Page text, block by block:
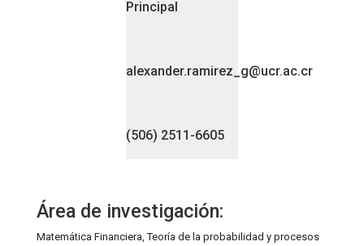
Principal
alexander.ramirez_g@ucr.ac.cr
(506) 2511-6605
Área de investigación:
Matemática Financiera, Teoría de la probabilidad y procesos